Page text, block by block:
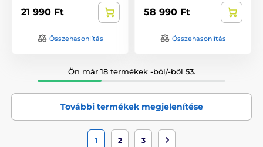
21 990 Ft
Összehasonlítás
58 990 Ft
Összehasonlítás
Ön már 18 termékek -ból/-ből 53.
További termékek megjelenítése
1 2 3